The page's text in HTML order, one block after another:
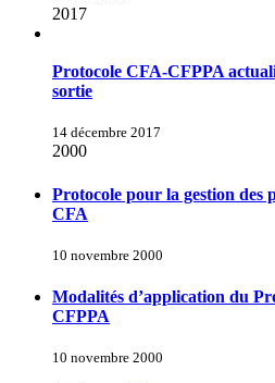
2017
Protocole CFA-CFPPA
sortie
14 décembre 2017
2000
Protocole pour la gestion des
CFA
10 novembre 2000
Modalités d’application du
CFPPA
10 novembre 2000